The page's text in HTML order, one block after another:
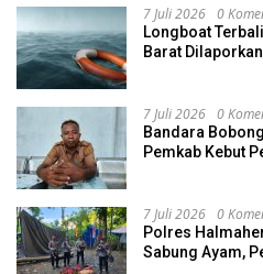
7 Juli 2026 0
Longboat
Barat
7 Juli 2026 0
Bandara
Pemkab Kebut
7 Juli 2026 0
Polres
Sabung Ayam,